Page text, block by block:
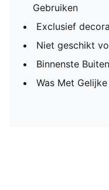
Gebruiken
Exclusief
Niet geschikt
Binnenste
Was Met